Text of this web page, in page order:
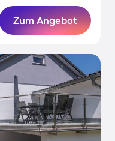
Zum Angebot